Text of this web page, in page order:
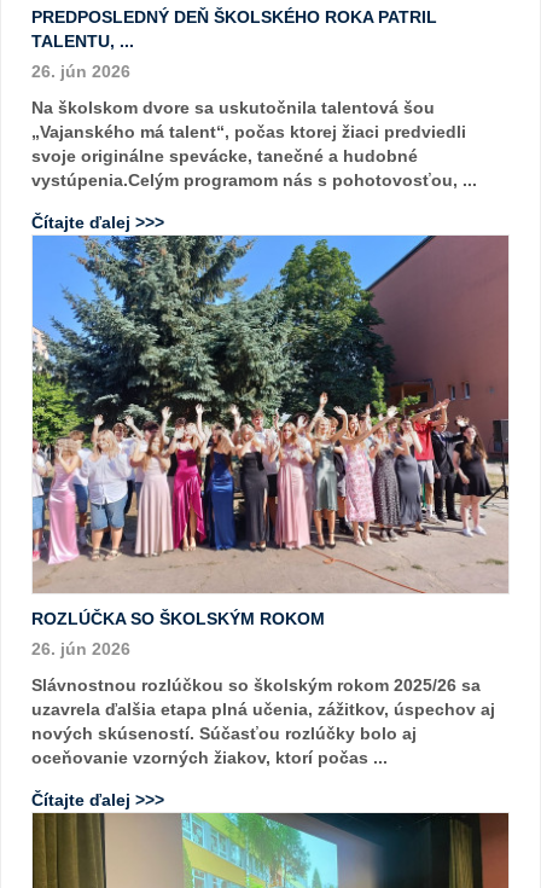
PREDPOSLEDNÝ DEŇ ŠKOLSKÉHO ROKA PATRIL
TALENTU, ...
26. jún 2026
Na školskom dvore sa uskutočnila talentová šou
„Vajanského má talent“, počas ktorej žiaci predviedli
svoje originálne spevácke, tanečné a hudobné
vystúpenia.Celým programom nás s pohotovosťou, ...
Čítajte ďalej >>>
ROZLÚČKA SO ŠKOLSKÝM ROKOM
26. jún 2026
Slávnostnou rozlúčkou so školským rokom 2025/26 sa
uzavrela ďalšia etapa plná učenia, zážitkov, úspechov aj
nových skúseností. Súčasťou rozlúčky bolo aj
oceňovanie vzorných žiakov, ktorí počas ...
Čítajte ďalej >>>